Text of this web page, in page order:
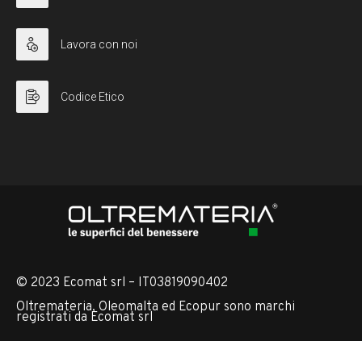
Lavora con noi
Codice Etico
© 2023 Ecomat srl – IT03819090402
Oltremateria, Oleomalta ed Ecopur sono marchi
registrati da Ecomat srl